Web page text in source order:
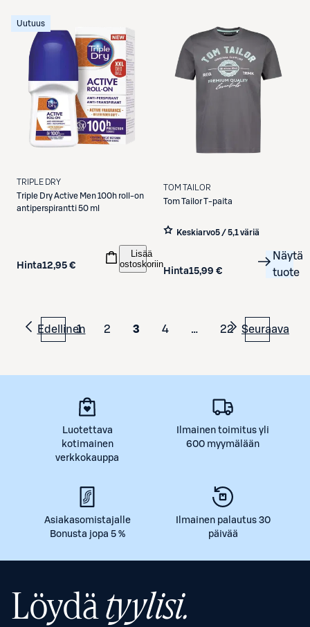
Uutuus
TRIPLE DRY
Triple DryActive Men 100h roll-on
antiperspirantti 50 ml
Hinta12,95 €
Lisää
ostoskoriin
TOM TAILOR
Tom TailorT-paita
Keskiarvo5 / 5,1 väriä
Hinta15,99 €
Näytä
tuote
Edellinen
1 2 3 4 … 22 Seuraava
Luotettava
kotimainen
verkkokauppa
Ilmainen toimitus yli
600 myymälään
Asiakasomistajalle
Bonusta jopa 5 %
Ilmainen palautus 30
päivää
Löydä tyylisi.